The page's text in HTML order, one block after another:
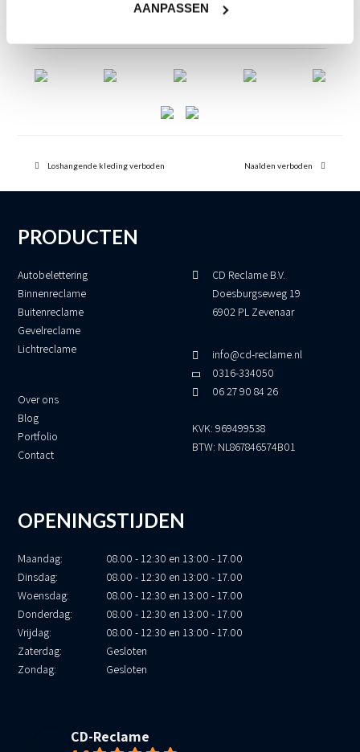
AANPASSEN
post:
Loshangende kleding verboden
post:
Naalden verboden
PRODUCTEN
Autobelettering
Binnenreclame
Buitenreclame
Gevelreclame
Lichtreclame
Over ons
Blog
Portfolio
Contact
CD Reclame B.V.
Doesburgseweg 19
6902 PL Zevenaar
info@cd-reclame.nl
0316-334050
06 27 90 84 26
KVK: 969499538
BTW: NL867846574B01
OPENINGSTIJDEN
Maandag:
08.00 - 12:30 en 13:00 - 17.00
Dinsdag:
08.00 - 12:30 en 13:00 - 17.00
Woensdag:
08.00 - 12:30 en 13:00 - 17.00
Donderdag:
08.00 - 12:30 en 13:00 - 17.00
Vrijdag:
08.00 - 12:30 en 13:00 - 17.00
Zaterdag:
Gesloten
Zondag:
Gesloten
CD-Reclame